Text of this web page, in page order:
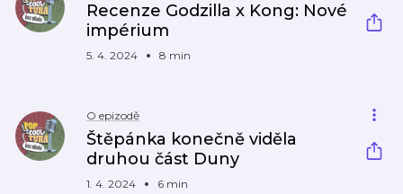
Recenze Godzilla x Kong: Nové
impérium
5. 4. 2024 8 min
O epizodě
Štěpánka konečně viděla
druhou část Duny
1. 4. 2024 6 min